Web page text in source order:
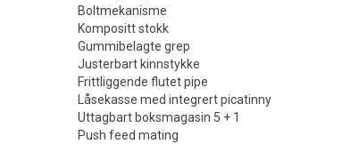
Boltmekanisme
Kompositt stokk
Gummibelagte grep
Justerbart kinnstykke
Frittliggende flutet pipe
Låsekasse med integrert picatinny
Uttagbart boksmagasin 5 + 1
Push feed mating